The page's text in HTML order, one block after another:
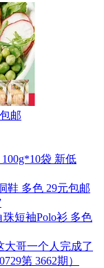
邮
袋 新低
鞋 多色 29元包邮
短袖Polo衫 多色
大哥一个人完成了
第 3662期）